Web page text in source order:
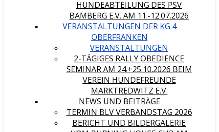
HUNDEABTEILUNG DES PSV
BAMBERG E.V. AM 11.-12.07.2026
VERANSTALTUNGEN DER KG 4
OBERFRANKEN
VERANSTALTUNGEN
2-TÄGIGES RALLY OBEDIENCE
SEMINAR AM 24.+25.10.2026 BEIM
VEREIN HUNDEFREUNDE
MARKTREDWITZ E.V.
NEWS UND BEITRÄGE
TERMIN BLV VERBANDSTAG 2026
BERICHT UND BILDERGALERIE